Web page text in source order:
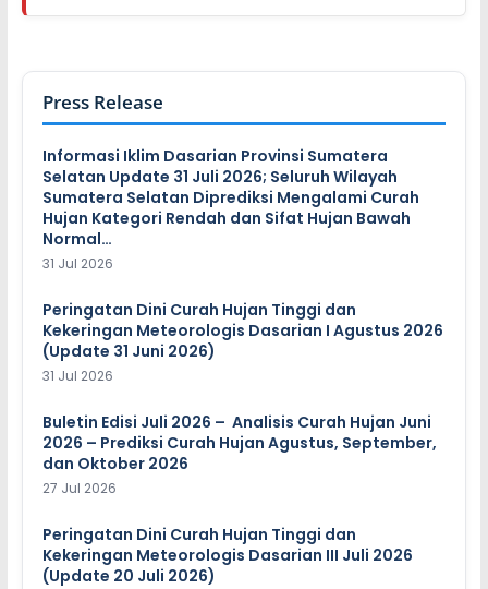
Press Release
Informasi Iklim Dasarian Provinsi Sumatera
Selatan Update 31 Juli 2026; Seluruh Wilayah
Sumatera Selatan Diprediksi Mengalami Curah
Hujan Kategori Rendah dan Sifat Hujan Bawah
Normal…
31 Jul 2026
Peringatan Dini Curah Hujan Tinggi dan
Kekeringan Meteorologis Dasarian I Agustus 2026
(Update 31 Juni 2026)
31 Jul 2026
Buletin Edisi Juli 2026 – Analisis Curah Hujan Juni
2026 – Prediksi Curah Hujan Agustus, September,
dan Oktober 2026
27 Jul 2026
Peringatan Dini Curah Hujan Tinggi dan
Kekeringan Meteorologis Dasarian III Juli 2026
(Update 20 Juli 2026)